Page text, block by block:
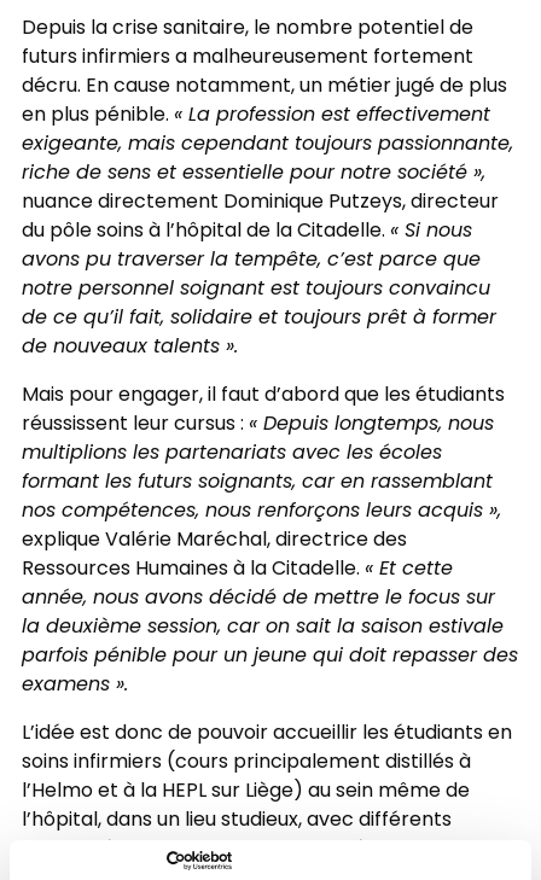
Depuis la crise sanitaire, le nombre potentiel de
futurs infirmiers a malheureusement fortement
décru. En cause notamment, un métier jugé de plus
en plus pénible.« La profession est effectivement
exigeante, mais cependant toujours passionnante,
riche de sens et essentielle pour notre société »,
nuance directement Dominique Putzeys, directeur
du pôle soins à l’hôpital de la Citadelle.« Si nous
avons pu traverser la tempête, c’est parce que
notre personnel soignant est toujours convaincu
de ce qu’il fait, solidaire et toujours prêt à former
de nouveaux talents ».
Mais pour engager, il faut d’abord que les étudiants
réussissent leur cursus :« Depuis longtemps, nous
multiplions les partenariats avec les écoles
formant les futurs soignants, car en rassemblant
nos compétences, nous renforçons leurs acquis »,
explique Valérie Maréchal, directrice des
Ressources Humaines à la Citadelle.« Et cette
année, nous avons décidé de mettre le focus sur
la deuxième session, car on sait la saison estivale
parfois pénible pour un jeune qui doit repasser des
examens ».
L’idée est donc de pouvoir accueillir les étudiants en
soins infirmiers (cours principalement distillés à
l’Helmo et à la HEPL sur Liège) au sein même de
l’hôpital, dans un lieu studieux, avec différents
services à disposition : repas offert à midi, ateliers